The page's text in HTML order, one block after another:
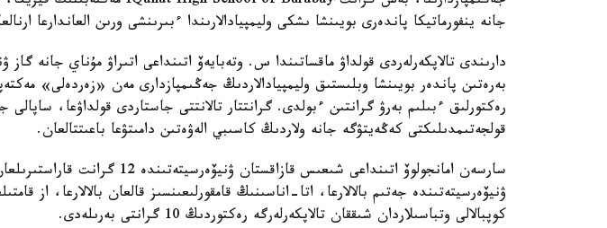
جانە ينفورماتيكا پاندەرى بويىنشا ىشكى وليمپيادالارىندا ءبىرىنشى ورىن العاندارعا
دارىندى تالاپكەرلەردى قولداۋ ماقساتىندا س. وتەبايەۆ اتىنداعى اتىراۋ مۇناي جانە گاز
رەكتورلىق ءبىلىم بەرۋ گرانتىن ءبولدى. گرانتتار تالانتتى جاستاردى قولداۋعا، ساپالى
قولجەتىمدىلىكتى كەڭەيتۋگە جانە ولاردىڭ كاسىبي الەۋەتىن دامىتۋعا باعىتتالعان.
سارسەن امانجولوۆ اتىنداعى شىعىس قازاقستان
ۋنيۆەرسيتەتىندە جەتىم بالالارعا، اتا-اناسىنىڭ قامقورلىعىنسىز قالعان بالالارعا، از
كوپبالالى وتباسىلاردان شىققان تالاپكەرلەرگە رەكتوردىڭ 10 گرانتى بەرىلەدى.